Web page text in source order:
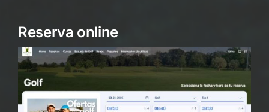
Reserva online